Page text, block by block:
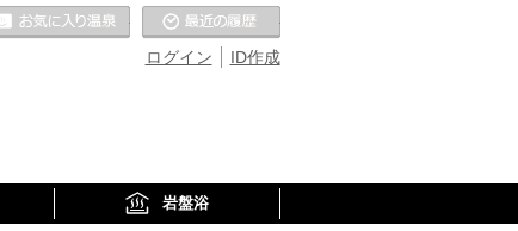
ID作成
ログイン
お気に入りの温泉
岩盤浴